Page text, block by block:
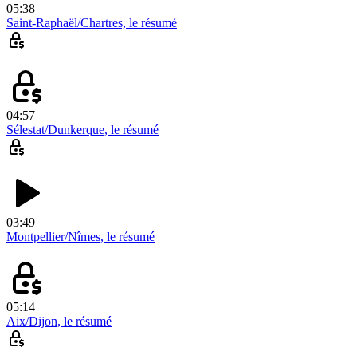
05:38
Saint-Raphaël/Chartres, le résumé
04:57
Sélestat/Dunkerque, le résumé
03:49
Montpellier/Nîmes, le résumé
05:14
Aix/Dijon, le résumé